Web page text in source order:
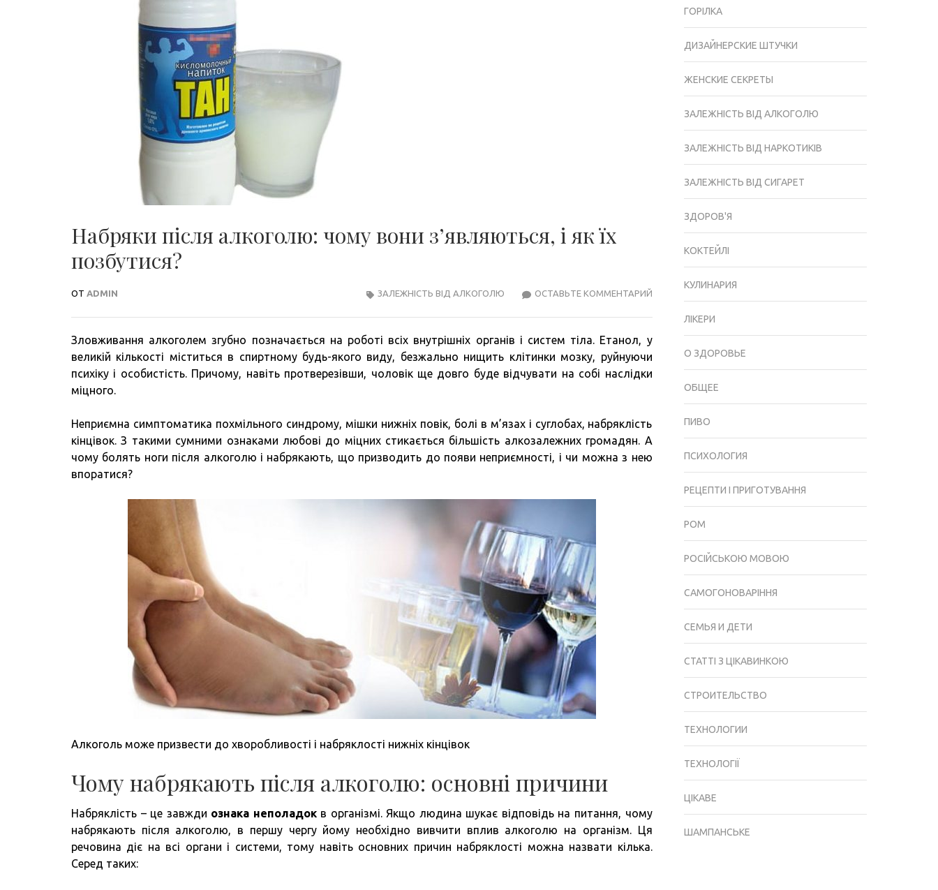
Набряки після алкоголю: чому вони з’являються, і як їх
позбутися?
ОТ ADMIN ОСТАВЬТЕ КОММЕНТАРИЙ
ПОЗБУТИСЯ?
ЗАЛЕЖНІСТЬ ВІД АЛКОГОЛЮ
Зловживання алкоголем згубно позначається на роботі всіх внутрішніх органів і систем тіла. Етанол, у
великій кількості міститься в спиртному будь-якого виду, безжально нищить клітинки мозку, руйнуючи
психіку і особистість. Причому, навіть протверезівши, чоловік ще довго буде відчувати на собі наслідки
міцного.
Неприємна симптоматика похмільного синдрому, мішки нижніх повік, болі в м’язах і суглобах, набряклість
кінцівок. З такими сумними ознаками любові до міцних стикається більшість алкозалежних громадян. А
чому болять ноги після алкоголю і набрякають, що призводить до появи неприємності, і чи можна з нею
впоратися?
Алкоголь може призвести до хворобливості і набряклості нижніх кінцівок
Чому набрякають після алкоголю: основні причини
Набряклість – це завжди ознака неполадокв організмі. Якщо людина шукає відповідь на питання, чому
набрякають після алкоголю, в першу чергу йому необхідно вивчити вплив алкоголю на організм. Ця
речовина діє на всі органи і системи, тому навіть основних причин набряклості можна назвати кілька.
Серед таких:
ГОРІЛКА
ДИЗАЙНЕРСКИЕ ШТУЧКИ
ЖЕНСКИЕ СЕКРЕТЫ
ЗАЛЕЖНІСТЬ ВІД АЛКОГОЛЮ
ЗАЛЕЖНІСТЬ ВІД НАРКОТИКІВ
ЗАЛЕЖНІСТЬ ВІД СИГАРЕТ
ЗДОРОВ'Я
КОКТЕЙЛІ
КУЛИНАРИЯ
ЛІКЕРИ
О ЗДОРОВЬЕ
ОБЩЕЕ
ПИВО
ПСИХОЛОГИЯ
РЕЦЕПТИ І ПРИГОТУВАННЯ
РОМ
РОСІЙСЬКОЮ МОВОЮ
САМОГОНОВАРІННЯ
СЕМЬЯ И ДЕТИ
СТАТТІ З ЦІКАВИНКОЮ
СТРОИТЕЛЬСТВО
ТЕХНОЛОГИИ
ТЕХНОЛОГІЇ
ЦІКАВЕ
ШАМПАНСЬКЕ